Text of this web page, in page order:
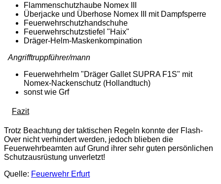
Flammenschutzhaube Nomex III
Überjacke und Überhose Nomex III mit Dampfsperre
Feuerwehrschutzhandschuhe
Feuerwehrschutzstiefel "Haix"
Dräger-Helm-Maskenkompination
Angrifftruppführer/mann
Feuerwehrhelm "Dräger Gallet SUPRA F1S" mit
Nomex-Nackenschutz (Hollandtuch)
sonst wie Grf
Fazit
Trotz Beachtung der taktischen Regeln konnte der Flash-
Over nicht verhindert werden, jedoch blieben die
Feuerwehrbeamten auf Grund ihrer sehr guten persönlichen
Schutzausrüstung unverletzt!
Quelle: Feuerwehr Erfurt